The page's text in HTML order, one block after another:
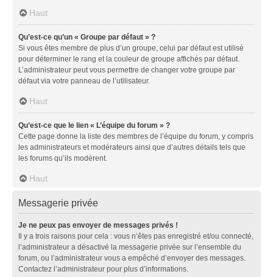
Haut
Qu’est-ce qu’un « Groupe par défaut » ?
Si vous êtes membre de plus d’un groupe, celui par défaut est utilisé
pour déterminer le rang et la couleur de groupe affichés par défaut.
L’administrateur peut vous permettre de changer votre groupe par
défaut via votre panneau de l’utilisateur.
Haut
Qu’est-ce que le lien « L’équipe du forum » ?
Cette page donne la liste des membres de l’équipe du forum, y compris
les administrateurs et modérateurs ainsi que d’autres détails tels que
les forums qu’ils modèrent.
Haut
Messagerie privée
Je ne peux pas envoyer de messages privés !
Il y a trois raisons pour cela : vous n’êtes pas enregistré et/ou connecté,
l’administrateur a désactivé la messagerie privée sur l’ensemble du
forum, ou l’administrateur vous a empêché d’envoyer des messages.
Contactez l’administrateur pour plus d’informations.